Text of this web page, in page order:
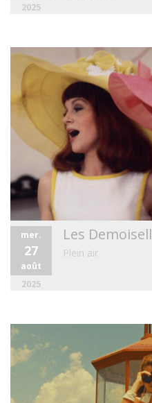
2025
mer.
27
août
2025
Les
Plein air